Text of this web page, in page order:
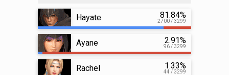
Hayate 81.84%
2700 / 3299
Ayane 2.91%
96 / 3299
Rachel 1.33%
44 / 3299